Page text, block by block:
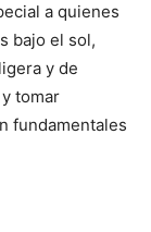
a quienes
bajo el sol,
y de
tomar
fundamentales